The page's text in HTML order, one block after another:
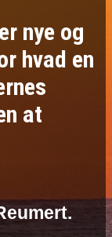
nye og
hvad en
at